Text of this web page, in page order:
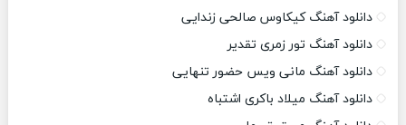
دانلود آهنگ کیکاوس صالحی زندایی
دانلود آهنگ تور زمری تقدیر
دانلود آهنگ مانی ویس حضور تنهایی
دانلود آهنگ میلاد باکری اشتباه